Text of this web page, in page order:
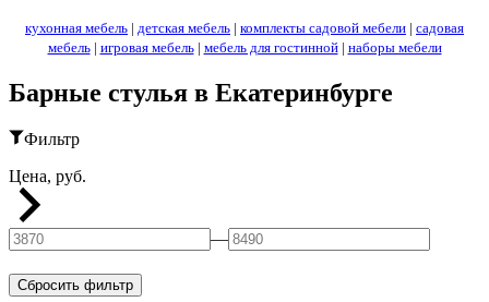
кухонная мебель | детская мебель | комплекты садовой мебели | садовая
мебель| игровая мебель| мебель для гостинной| наборы мебели
Барные стулья в Екатеринбурге
Фильтр
Цена, руб.
—
Сбросить фильтр